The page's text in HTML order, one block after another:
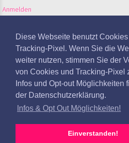
Diese Webseite benutzt Cookies
Tracking-Pixel. Wenn Sie die
weiter nutzen, stimmen Sie der
von Cookies und Tracking-Pixel
Infos und Opt-out Möglichkeiten
der Datenschutzerklärung.
Infos & Opt Out Möglichkeiten!
Einverstanden!
Anmelden
Kommentare-Feed
Google Analytics deaktivieren